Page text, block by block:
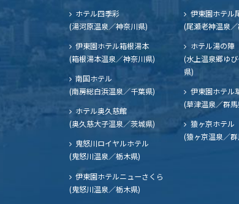
ホテル四季彩
(湯河原温泉／神奈川県)
伊東園ホテル箱根湯本
(箱根湯本温泉／神奈川県)
南国ホテル
(南房総白浜温泉／千葉県)
ホテル奥久慈館
(奥久慈大子温泉／茨城県)
鬼怒川ロイヤルホテル
(鬼怒川温泉／栃木県)
伊東園ホテルニューさくら
(鬼怒川温泉／栃木県)
伊東園ホテル
(尾瀬老神温泉
ホテル湯の陣
(水上温泉郷ゆ
県)
伊東園ホテル
(草津温泉／群馬
猿ヶ京ホテル
(猿ヶ京温泉／